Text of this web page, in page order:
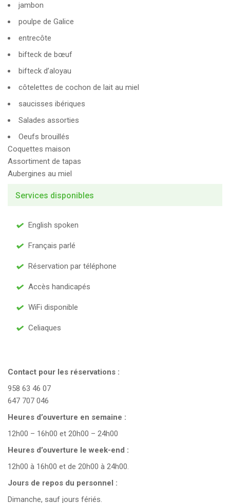
jambon
poulpe de Galice
entrecôte
bifteck de bœuf
bifteck d’aloyau
côtelettes de cochon de lait au miel
saucisses ibériques
Salades assorties
Oeufs brouillés
Coquettes maison
Assortiment de tapas
Aubergines au miel
Services disponibles
English spoken
Français parlé
Réservation par téléphone
Accès handicapés
WiFi disponible
Celiaques
Contact pour les réservations :
958 63 46 07
647 707 046
Heures d’ouverture en semaine :
12h00 – 16h00 et 20h00 – 24h00
Heures d’ouverture le week-end :
12h00 à 16h00 et de 20h00 à 24h00.
Jours de repos du personnel :
Dimanche, sauf jours fériés.